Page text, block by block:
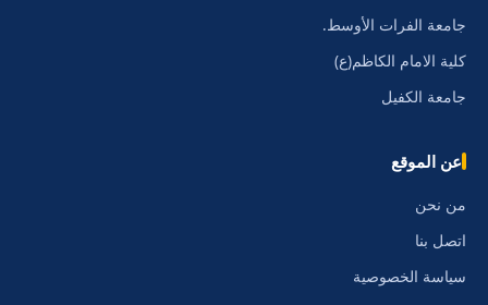
جامعة الفرات الأوسط.
كلية الامام الكاظم(ع)
جامعة الكفيل
عن الموقع
من نحن
اتصل بنا
سياسة الخصوصية